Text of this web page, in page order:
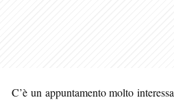
C’è un appuntamento molto